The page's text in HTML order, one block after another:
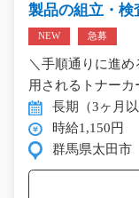
製品の組立・検
NEW 急募
＼手順通りに進
用されるトナー
長期（3ヶ月以
時給1,150円
群馬県太田市